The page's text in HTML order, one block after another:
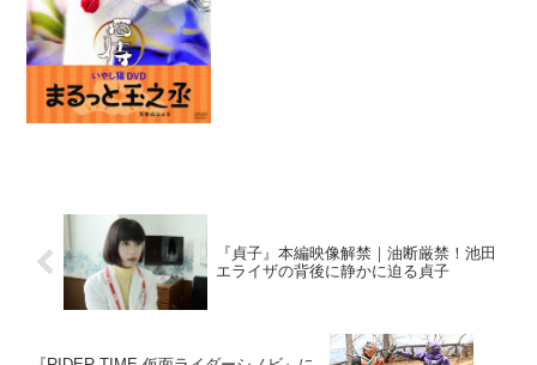
『貞子』本編映像解禁｜油断厳禁！池田
エライザの背後に静かに迫る貞子